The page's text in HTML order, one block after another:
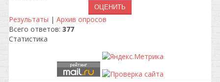
Результаты | Архив опросов
Всего ответов: 377
Статистика